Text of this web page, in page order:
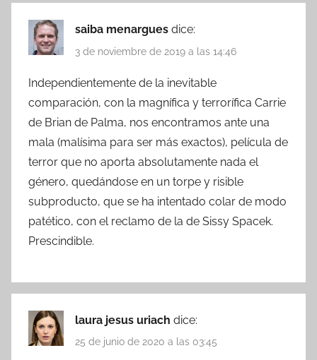
saiba menargues dice:
3 de noviembre de 2019 a las 14:46
Independientemente de la inevitable
comparación, con la magnífica y terrorífica Carrie
de Brian de Palma, nos encontramos ante una
mala (malísima para ser más exactos), película de
terror que no aporta absolutamente nada el
género, quedándose en un torpe y risible
subproducto, que se ha intentado colar de modo
patético, con el reclamo de la de Sissy Spacek.
Prescindible.
laura jesus uriach dice:
25 de junio de 2020 a las 03:45